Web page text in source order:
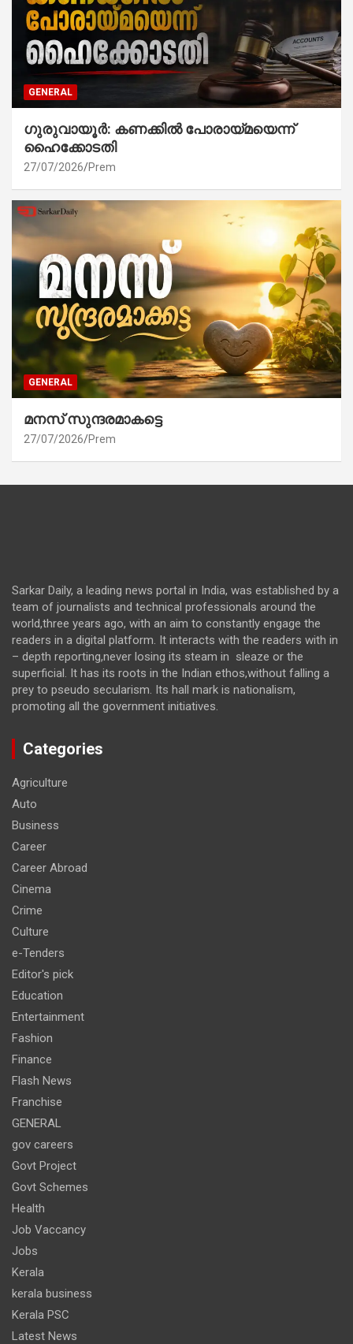
GENERAL
ഗുരുവായൂർ: കണക്കിൽ പോരായ്മയെന്ന്
ഹൈക്കോടതി
27/07/2026 Prem
GENERAL
മനസ് സുന്ദരമാകട്ടെ
27/07/2026 Prem
Sarkar Daily, a leading news portal in India, was established by a
team of journalists and technical professionals around the
world,three years ago, with an aim to constantly engage the
readers in a digital platform. It interacts with the readers with in
– depth reporting,never losing its steam in sleaze or the
superficial. It has its roots in the Indian ethos,without falling a
prey to pseudo secularism. Its hall mark is nationalism,
promoting all the government initiatives.
Categories
Agriculture
Auto
Business
Career
Career Abroad
Cinema
Crime
Culture
e-Tenders
Editor's pick
Education
Entertainment
Fashion
Finance
Flash News
Franchise
GENERAL
gov careers
Govt Project
Govt Schemes
Health
Job Vaccancy
Jobs
Kerala
kerala business
Kerala PSC
Latest News